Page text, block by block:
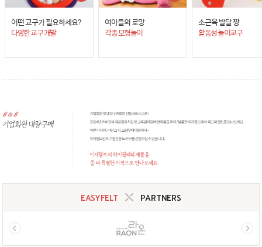
어떤 교구가 필요하세요?
다양한 교구 개발
여아들의 로망
각종 모형놀이
소근육 발달 짱
활동성 놀이교구
EASYFELT PARTNERS